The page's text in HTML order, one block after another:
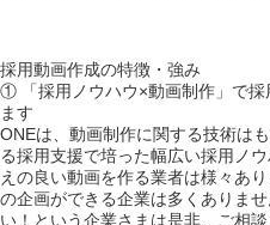
採用動画作成の特徴・強み
① 「採用ノウハウ×動画制作」で採
ます
ONEは、動画制作に関する技術は
る採用支援で培った幅広い採用ノ
えの良い動画を作る業者は様々あ
の企画ができる企業は多くありま
い！という企業さまは是非、ご相談